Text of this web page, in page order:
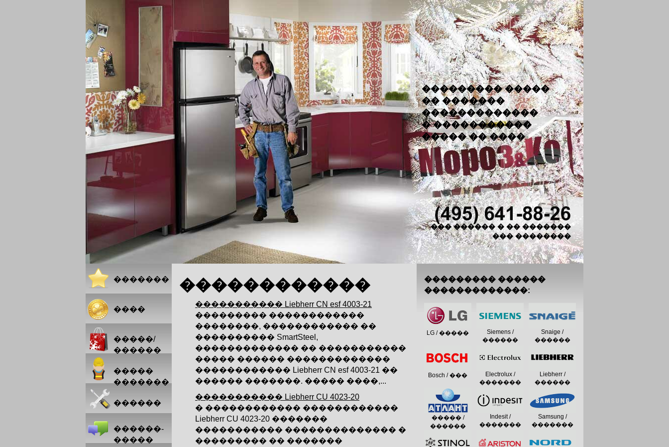
��������� �����
�� �������
�������������
� �����������
����� �� ����
��� ������ � �� �������
��� ��������
������������
����������� Liebherr CN esf 4003-21
��������� ������������
��������, ������������ ��
���������� SmartSteel,
������������� �� �����������
����� ������ �������������
������������ Liebherr CN esf 4003-21 ��
������ �������. ����� ����,...
����������� Liebherr CU 4023-20
� ������������ ������������
Liebherr CU 4023-20 �������
����������� �������������� �
��������� �� �������
�������
����
�����/
������
�����
�������
������
������-
�����
��������� ������
�������������:
LG / �����
Siemens /
������
Snaige /
������
Bosch / ���
Electrolux /
�������
Liebherr /
������
����� /
������
Indesit /
�������
Samsung /
�������